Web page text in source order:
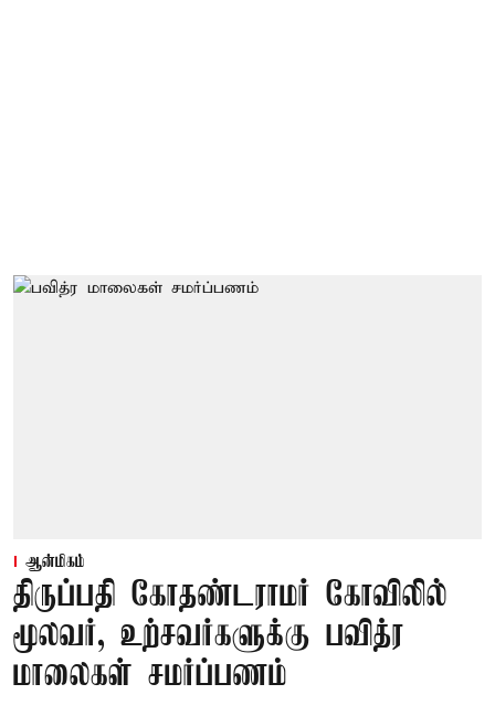
ஆன்மிகம்
திருப்பதி கோதண்டராமர் கோவிலில்
மூலவர், உற்சவர்களுக்கு பவித்ர
மாலைகள் சமர்ப்பணம்